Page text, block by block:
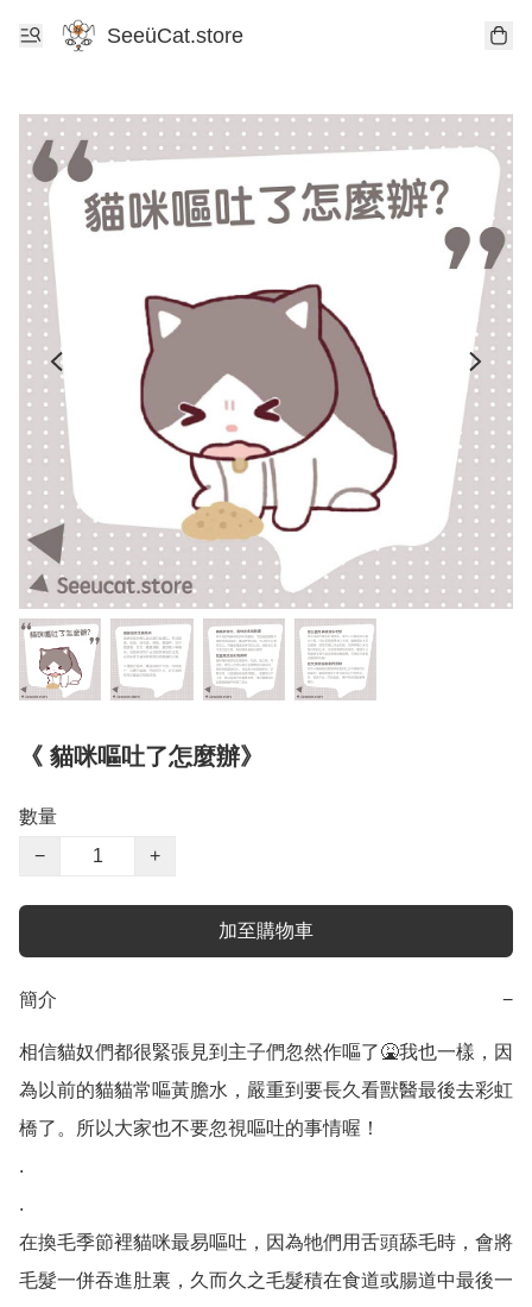
SeeüCat.store
《 貓咪嘔吐了怎麼辦》
數量
−
+
加至購物車
簡介 −
相信貓奴們都很緊張見到主子們忽然作嘔了🤮我也一樣，因
為以前的貓貓常嘔黃膽水，嚴重到要長久看獸醫最後去彩虹
橋了。所以大家也不要忽視嘔吐的事情喔！
.
.
在換毛季節裡貓咪最易嘔吐，因為牠們用舌頭舔毛時，會將
毛髮一併吞進肚裏，久而久之毛髮積在食道或腸道中最後一